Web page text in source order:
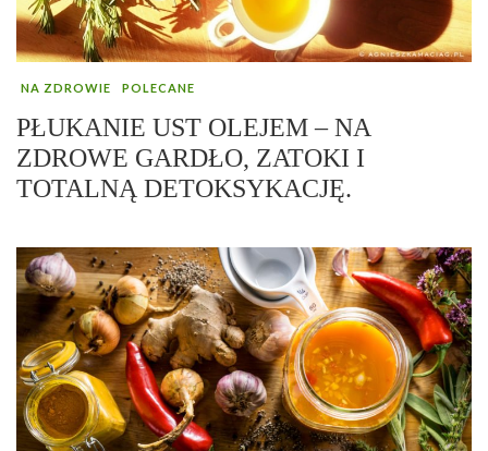
NA ZDROWIE POLECANE
PŁUKANIE UST OLEJEM – NA
ZDROWE GARDŁO, ZATOKI I
TOTALNĄ DETOKSYKACJĘ.